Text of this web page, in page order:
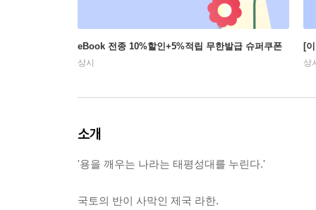
eBook 전종 10%할인+5%적립 무한발급 슈퍼쿠폰
상시
[
상
소개
'용을 깨우는 나라는 태평성대를 누린다.'
국토의 반이 사막인 제국 라한.